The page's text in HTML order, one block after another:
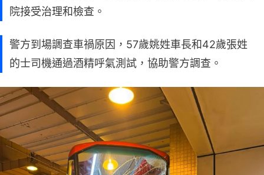
院接受治理和檢查。
警方到場調查車禍原因，57歲姚姓車長和42歲張姓
的士司機通過酒精呼氣測試，協助警方調查。